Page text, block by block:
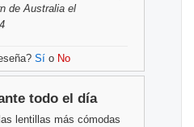
de Australia el
Sí o No
todo el día
lentillas más cómodas